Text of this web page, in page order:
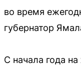
во время
губернатор
С начала года